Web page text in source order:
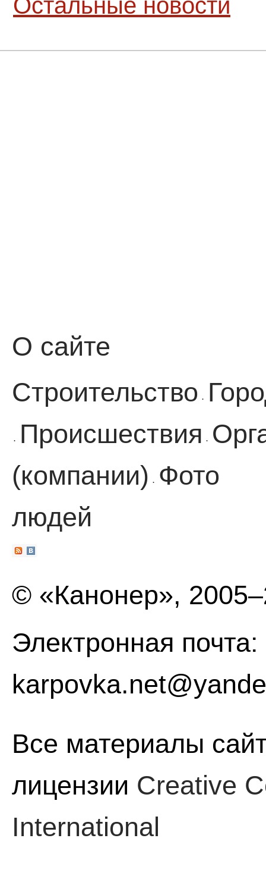
Остальные новости
О сайте
Строительство ·
· Происшествия ·
(компании)
·
Фото
людей
© «Канонер»,
Электронная почта:
Все материалы
лицензии Creative
International